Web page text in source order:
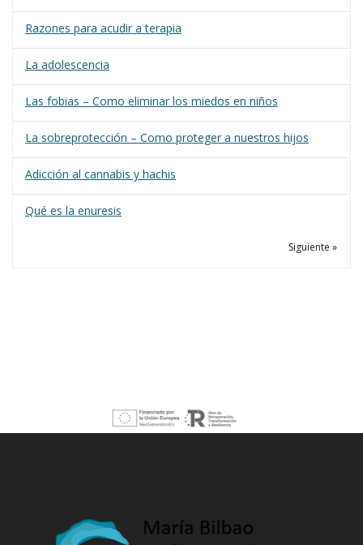
Razones para acudir a terapia
La adolescencia
Las fobias – Como eliminar los miedos en niños
La sobreprotección – Como proteger a nuestros hijos
Adicción al cannabis y hachis
Qué es la enuresis
Siguiente »